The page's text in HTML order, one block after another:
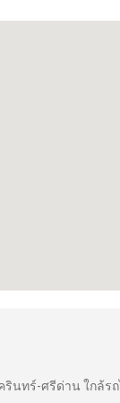
รินทร์-ศรีด่าน ใกล้ร